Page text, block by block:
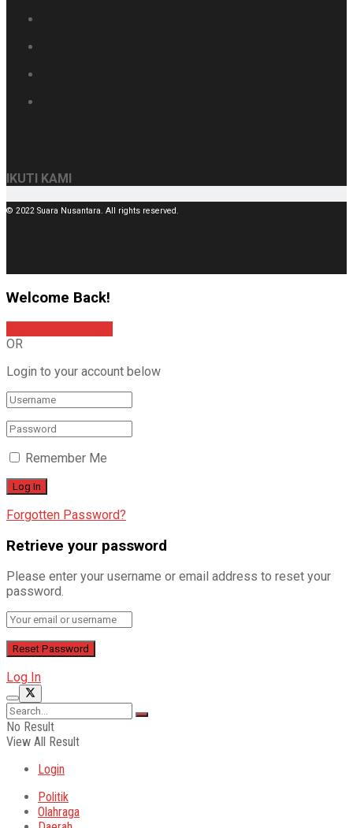
IKUTI KAMI
© 2022 Suara Nusantara. All rights reserved.
Welcome Back!
OR
Login to your account below
Remember Me
Forgotten Password?
Retrieve your password
Please enter your username or email address to reset your
password.
Log In
No Result
View All Result
Login
Politik
Olahraga